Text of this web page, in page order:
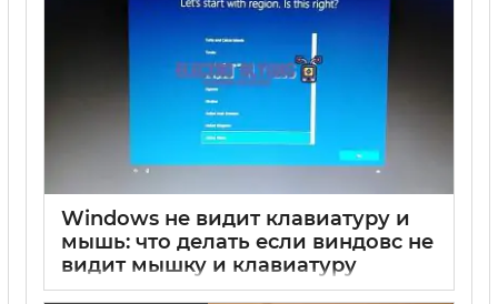
Windows не видит клавиатуру и
мышь: что делать если виндовс не
видит мышку и клавиатуру